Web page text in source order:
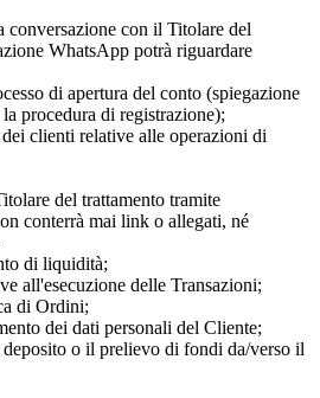
conversazione con il Titolare del
WhatsApp potrà riguardare
di apertura del conto (spiegazione
procedura di registrazione);
clienti relative alle operazioni di
del trattamento tramite
conterrà mai link o allegati, né
di liquidità;
all'esecuzione delle Transazioni;
di Ordini;
dei dati personali del Cliente;
o il prelievo di fondi da/verso il